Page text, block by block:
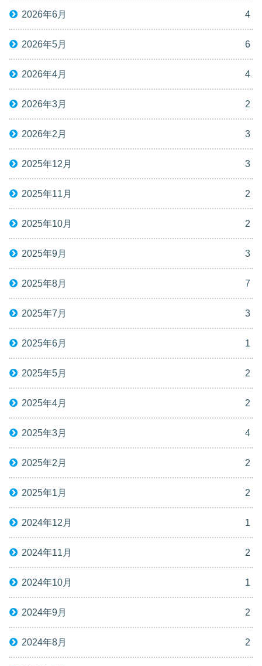
2026年6月 4
2026年5月 6
2026年4月 4
2026年3月 2
2026年2月 3
2025年12月 3
2025年11月 2
2025年10月 2
2025年9月 3
2025年8月 7
2025年7月 3
2025年6月 1
2025年5月 2
2025年4月 2
2025年3月 4
2025年2月 2
2025年1月 2
2024年12月 1
2024年11月 2
2024年10月 1
2024年9月 2
2024年8月 2